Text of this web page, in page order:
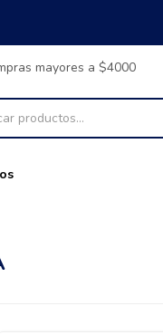
mayores a $4000